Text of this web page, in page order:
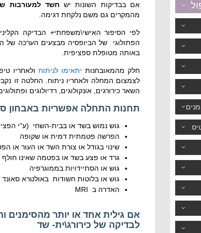
אם בבדיקות השונות יש חשד למעורבות
מהמקרים גם משם נלקחת דגימה.
לפי הסיפור האישי\משפחתי+ הבדיקה
הפתולוגי של הביופסיה מבצעים הערכה של
באותה מטופלת ספציפית.
חלק מהמאובחנות יתאימו לניתוח ולאחריו
לצמצום המחלה ולאחריו ניתוח. החלטה זו
השאר כירורגים, אונקולוגים, רדיולוגים
תחנות התחלה אפשריות באבחון
גוש נמוש בשד או בבית-השחי (ע"י
הפרשה פטמתית דמית או שקופה
שינוי בגודל או צורת השד או העור או
גרד או פצע בשד או בפטמה שאינו חולף
גוש או הסתיידויות בממוגרפיה
גוש או בלוטות חשודות באולטרא סאונד
האדרה ב MRI
אם גילית אחד או יותר מהסימנים
לבדיקה של כירורג\ית- שד